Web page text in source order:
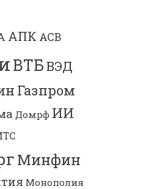
АПК АСВ
ВТБВЭД
Газпром
Домрф ИИ
Минфин
Монополия